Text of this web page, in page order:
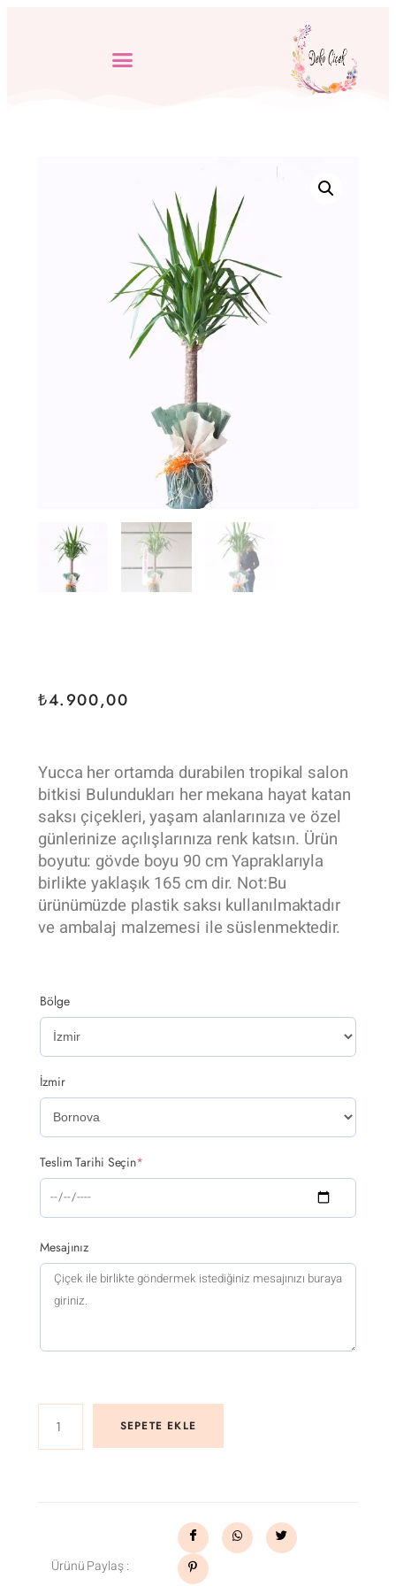
₺4.900,00
Yucca her ortamda durabilen tropikal salon
bitkisi Bulundukları her mekana hayat katan
saksı çiçekleri, yaşam alanlarınıza ve özel
günlerinize açılışlarınıza renk katsın. Ürün
boyutu: gövde boyu 90 cm Yapraklarıyla
birlikte yaklaşık 165 cm dir. Not:Bu
ürünümüzde plastik saksı kullanılmaktadır
ve ambalaj malzemesi ile süslenmektedir.
Bölge
İzmir
Teslim Tarihi Seçin*
Mesajınız
SEPETE EKLE
Ürünü Paylaş :